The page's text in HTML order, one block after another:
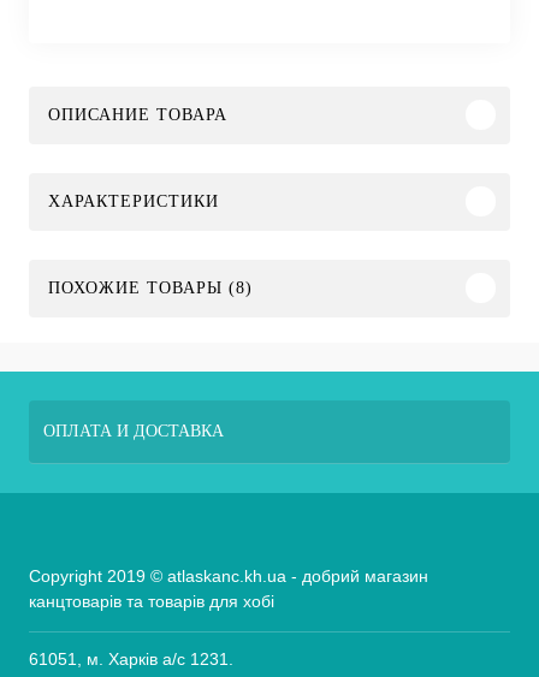
ОПИСАНИЕ ТОВАРА
ХАРАКТЕРИСТИКИ
ПОХОЖИЕ ТОВАРЫ (8)
ОПЛАТА И ДОСТАВКА
Copyright 2019 © atlaskanc.kh.ua - добрий магазин
канцтоварів та товарів для хобі
61051, м. Харків а/с 1231.